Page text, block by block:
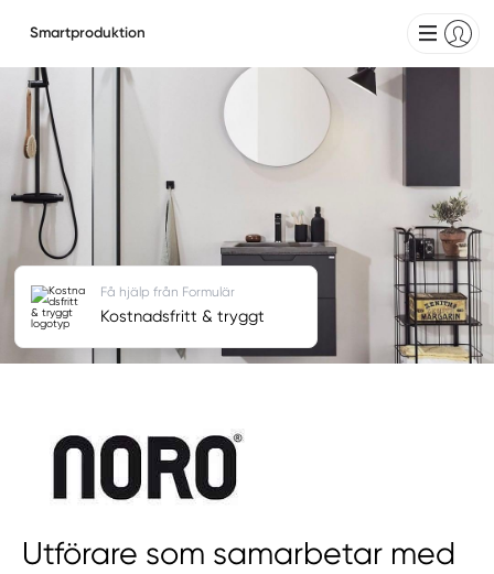
Smartproduktion
Utförare som samarbetar med
Få hjälp från Formulär
Kostnadsfritt & tryggt